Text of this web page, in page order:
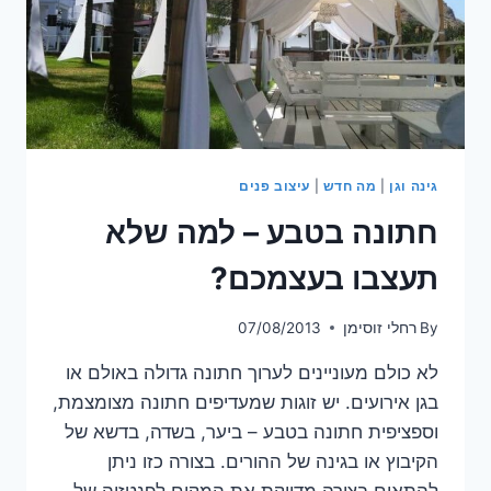
גינה וגן מה חדש עיצוב פנים
חתונה בטבע – למה שלא
תעצבו בעצמכם?
By רחלי זוסימן 07/08/2013
לא כולם מעוניינים לערוך חתונה גדולה באולם או
בגן אירועים. יש זוגות שמעדיפים חתונה מצומצמת,
וספציפית חתונה בטבע – ביער, בשדה, בדשא של
הקיבוץ או בגינה של ההורים. בצורה כזו ניתן